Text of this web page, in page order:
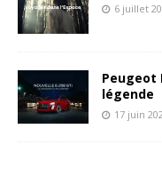
6 juillet
Peugeot
légende
17 juin